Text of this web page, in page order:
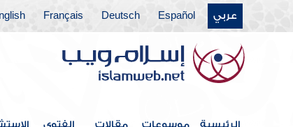
عربي Español
Deutsch
Français
الطبقة الحادية والعشرون
الطبقة الثانية والعشرون
الطبقة الثالثة والعشرون
الطبقة الرابعة والعشرون